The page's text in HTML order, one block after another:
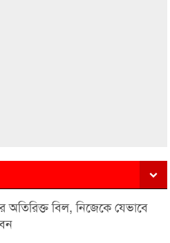
অতিরিক্ত বিল, নিজেকে যেভাবে